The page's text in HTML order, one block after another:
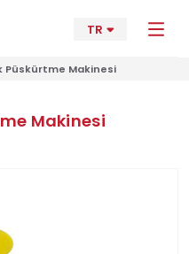
TR
Püskürtme Makinesi
Makinesi